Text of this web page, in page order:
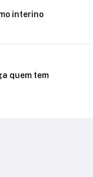
interino
quem tem